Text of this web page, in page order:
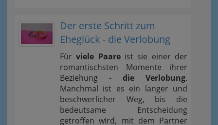
Der erste Schritt zum
Eheglück - die Verlobung
Fürviele Paareist sie einer der
romantischsten Momente ihrer
Beziehung - die Verlobung.
Manchmal ist es ein langer und
beschwerlicher Weg, bis die
bedeutsame Entscheidung
getroffen wird, mit dem Partner